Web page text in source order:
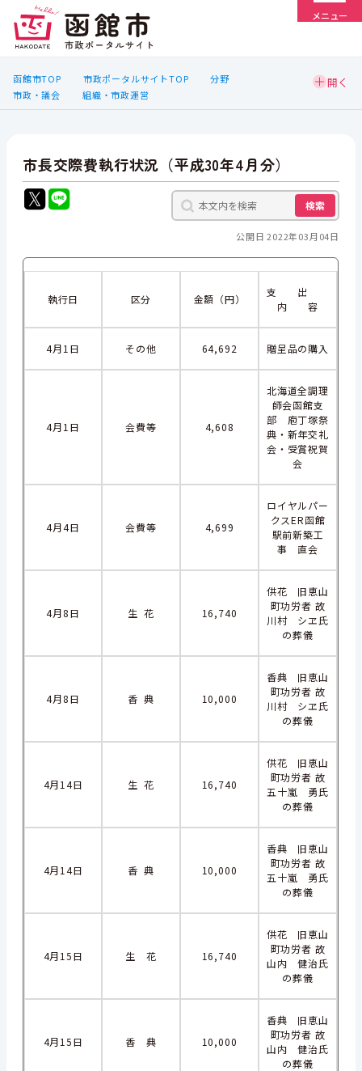
メニュー
函館市TOP 市政ポータルサイトTOP
分野
市政・議会
組織・市政運営
市長交際費執行状況（平成30年4月分）
検索
公開日 2022年03月04日
執行日 区分 金額（円）
支 出
内 容
4月1日 その他 64,692 贈呈品の購入
4月1日 会費等 4,608
北海道全調理
師会函館支
部 庖丁塚祭
典・新年交礼
会・受賞祝賀
会
4月4日 会費等 4,699
ロイヤルパー
クスER函館
駅前新築工
事 直会
4月8日 生 花 16,740
供花 旧恵山
町功労者 故
川村 シヱ氏
の葬儀
4月8日 香 典 10,000
香典 旧恵山
町功労者 故
川村 シヱ氏
の葬儀
4月14日 生 花 16,740
供花 旧恵山
町功労者 故
五十嵐 勇氏
の葬儀
4月14日 香 典 10,000
香典 旧恵山
町功労者 故
五十嵐 勇氏
の葬儀
4月15日 生 花 16,740
供花 旧恵山
町功労者 故
山内 健治氏
の葬儀
4月15日 香 典 10,000
香典 旧恵山
町功労者 故
山内 健治氏
の葬儀